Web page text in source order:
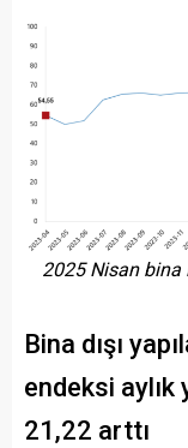
2025 Nisan bina
Bina dışı
endeksi aylık
21,22 arttı